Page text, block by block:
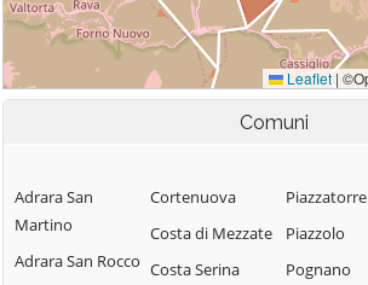
Comuni
Adrara San
Martino
Adrara San Rocco
Cortenuova
Costa di Mezzate
Costa Serina
Piazzatorre
Piazzolo
Pognano